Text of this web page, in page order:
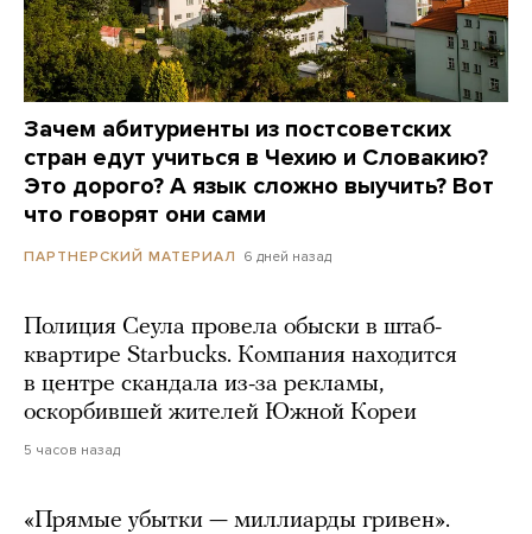
Зачем абитуриенты из постсоветских
стран едут учиться в Чехию и Словакию?
Это дорого? А язык сложно выучить? Вот
что говорят они сами
ПАРТНЕРСКИЙ МАТЕРИАЛ 6 дней назад
Полиция Сеула провела обыски в штаб-
квартире Starbucks. Компания находится
в центре скандала из-за рекламы,
оскорбившей жителей Южной Кореи
5 часов назад
«Прямые убытки — миллиарды гривен».